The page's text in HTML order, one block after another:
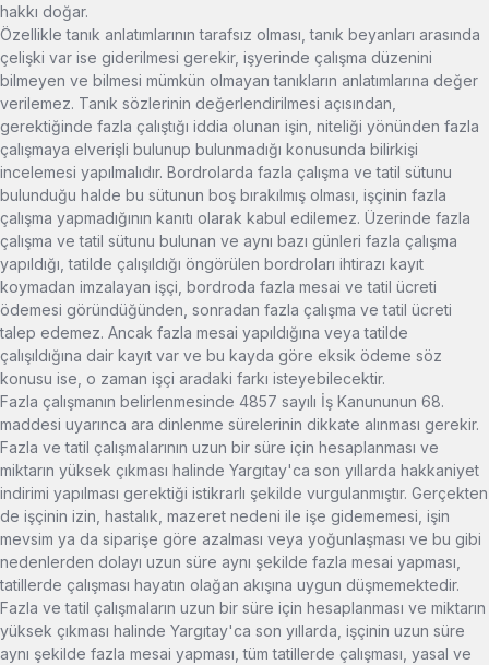
hakkı doğar.
Özellikle tanık anlatımlarının tarafsız olması, tanık beyanları arasında
çelişki var ise giderilmesi gerekir, işyerinde çalışma düzenini
bilmeyen ve bilmesi mümkün olmayan tanıkların anlatımlarına değer
verilemez. Tanık sözlerinin değerlendirilmesi açısından,
gerektiğinde fazla çalıştığı iddia olunan işin, niteliği yönünden fazla
çalışmaya elverişli bulunup bulunmadığı konusunda bilirkişi
incelemesi yapılmalıdır. Bordrolarda fazla çalışma ve tatil sütunu
bulunduğu halde bu sütunun boş bırakılmış olması, işçinin fazla
çalışma yapmadığının kanıtı olarak kabul edilemez. Üzerinde fazla
çalışma ve tatil sütunu bulunan ve aynı bazı günleri fazla çalışma
yapıldığı, tatilde çalışıldığı öngörülen bordroları ihtirazı kayıt
koymadan imzalayan işçi, bordroda fazla mesai ve tatil ücreti
ödemesi göründüğünden, sonradan fazla çalışma ve tatil ücreti
talep edemez. Ancak fazla mesai yapıldığına veya tatilde
çalışıldığına dair kayıt var ve bu kayda göre eksik ödeme söz
konusu ise, o zaman işçi aradaki farkı isteyebilecektir.
Fazla çalışmanın belirlenmesinde 4857 sayılı İş Kanununun 68.
maddesi uyarınca ara dinlenme sürelerinin dikkate alınması gerekir.
Fazla ve tatil çalışmalarının uzun bir süre için hesaplanması ve
miktarın yüksek çıkması halinde Yargıtay'ca son yıllarda hakkaniyet
indirimi yapılması gerektiği istikrarlı şekilde vurgulanmıştır. Gerçekten
de işçinin izin, hastalık, mazeret nedeni ile işe gidememesi, işin
mevsim ya da siparişe göre azalması veya yoğunlaşması ve bu gibi
nedenlerden dolayı uzun süre aynı şekilde fazla mesai yapması,
tatillerde çalışması hayatın olağan akışına uygun düşmemektedir.
Fazla ve tatil çalışmaların uzun bir süre için hesaplanması ve miktarın
yüksek çıkması halinde Yargıtay'ca son yıllarda, işçinin uzun süre
aynı şekilde fazla mesai yapması, tüm tatillerde çalışması, yasal ve